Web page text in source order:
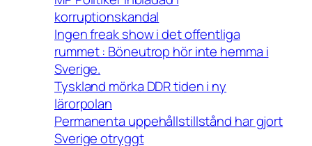
korruptionskandal
Ingen freak show i det offentliga
rummet : Böneutrop hör inte hemma i
Sverige.
Tyskland mörka DDR tiden i ny
lärorpolan
Permanenta uppehållstillstånd har gjort
Sverige otryggt